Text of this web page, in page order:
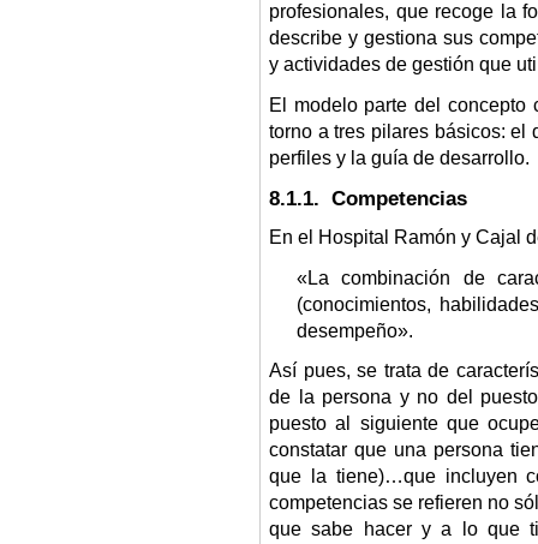
profesionales, que recoge la
describe y gestiona sus
y actividades de gestión que
El modelo parte del concepto
torno a tres pilares básicos: el
perfiles y la guía de desarrollo.
8.1.1. Competencias
En el Hospital Ramón y Cajal
«La combinación de
(conocimientos,
desempeño».
Así pues, se trata de
de la persona y no del
puesto al siguiente que
constatar que una persona
que la tiene)…que incluyen
competencias se refieren no
que sabe hacer y a lo que